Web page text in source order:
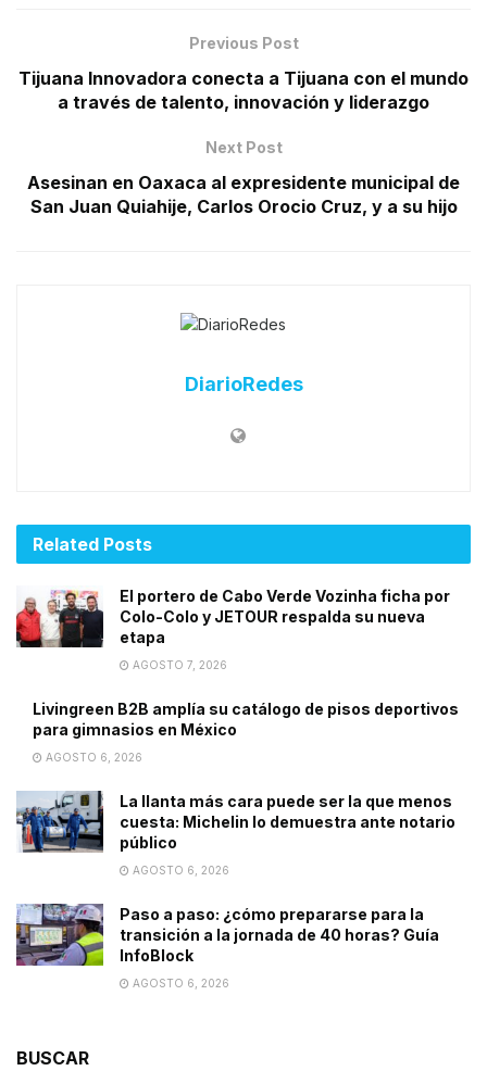
Previous Post
Tijuana Innovadora conecta a Tijuana con el mundo
a través de talento, innovación y liderazgo
Next Post
Asesinan en Oaxaca al expresidente municipal de
San Juan Quiahije, Carlos Orocio Cruz, y a su hijo
DiarioRedes
Related Posts
El portero de Cabo Verde Vozinha ficha por
Colo-Colo y JETOUR respalda su nueva
etapa
AGOSTO 7, 2026
Livingreen B2B amplía su catálogo de pisos deportivos
para gimnasios en México
AGOSTO 6, 2026
La llanta más cara puede ser la que menos
cuesta: Michelin lo demuestra ante notario
público
AGOSTO 6, 2026
Paso a paso: ¿cómo prepararse para la
transición a la jornada de 40 horas? Guía
InfoBlock
AGOSTO 6, 2026
BUSCAR